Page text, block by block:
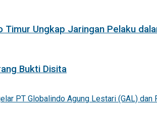
Ungkap Jaringan Pelaku
Bukti Disita